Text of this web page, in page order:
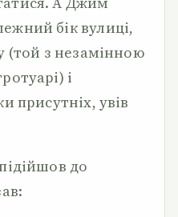
бік вулиці,
(той з незамінною
і
присутніх, увів
до